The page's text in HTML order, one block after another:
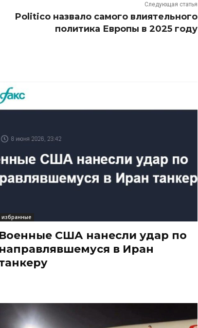
Следующая статья
Politico назвало самого влиятельного
политика Европы в 2025 году
избранные
Военные США нанесли удар по
направлявшемуся в Иран